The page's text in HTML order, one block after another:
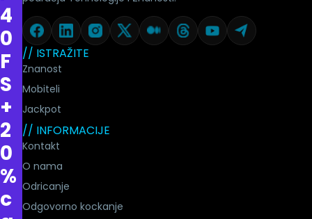
4
0
F
S
+
2
0
%
c
// ISTRAŽITE
Znanost
Mobiteli
Jackpot
// INFORMACIJE
Kontakt
O nama
Odricanje
Odgovorno kockanje